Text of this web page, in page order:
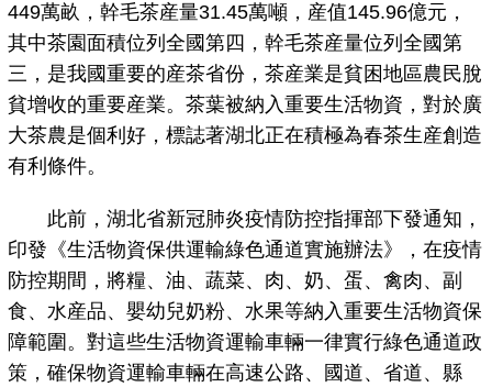
449萬畝，幹毛茶産量31.45萬噸，産值145.96億元，
其中茶園面積位列全國第四，幹毛茶産量位列全國第
三，是我國重要的産茶省份，茶産業是貧困地區農民脫
貧增收的重要産業。茶葉被納入重要生活物資，對於廣
大茶農是個利好，標誌著湖北正在積極為春茶生産創造
有利條件。
此前，湖北省新冠肺炎疫情防控指揮部下發通知，
印發《生活物資保供運輸綠色通道實施辦法》，在疫情
防控期間，將糧、油、蔬菜、肉、奶、蛋、禽肉、副
食、水産品、嬰幼兒奶粉、水果等納入重要生活物資保
障範圍。對這些生活物資運輸車輛一律實行綠色通道政
策，確保物資運輸車輛在高速公路、國道、省道、縣